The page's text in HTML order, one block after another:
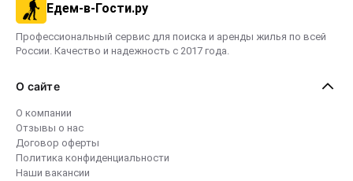
Едем-в-Гости.ру
Профессиональный сервис для поиска и аренды жилья по всей
России. Качество и надежность с 2017 года.
О сайте
О компании
Отзывы о нас
Договор оферты
Политика конфиденциальности
Наши вакансии